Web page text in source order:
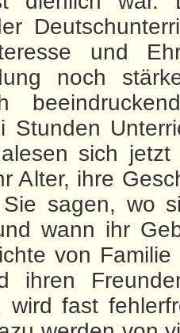
und
noch
Stunden
sich jetzt
Alter, ihre
sagen, wo
wann ihr
von Familie
ihren
wird fast